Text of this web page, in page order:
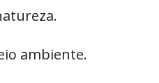
ambiente.